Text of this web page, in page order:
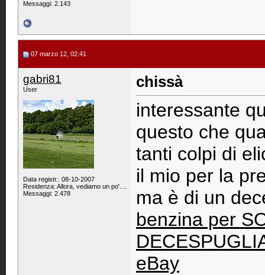
Messaggi: 2.143
07 marzo 12, 02:41
gabri81
User
Data registr.: 08-10-2007
Residenza: Allora, vediamo un po'....
Messaggi: 2.478
chissà
interessante
questo che
tanti colpi di
il mio per la
ma è di un
benzina per
eBay